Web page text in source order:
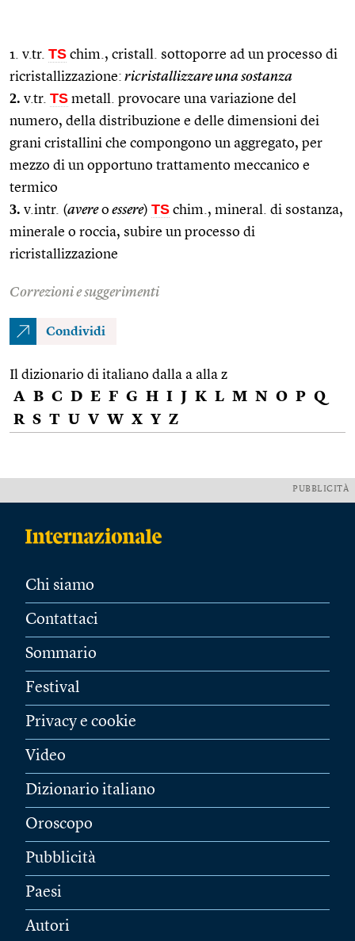
1. v.tr. TS chim., cristall. sottoporre ad un processo di
ricristallizzazione: ricristallizzare una sostanza
2. v.tr. TS metall. provocare una variazione del
numero, della distribuzione e delle dimensioni dei
grani cristallini che compongono un aggregato, per
mezzo di un opportuno trattamento meccanico e
termico
3. v.intr. (avereo essere) TS chim., mineral. di sostanza,
minerale o roccia, subire un processo di
ricristallizzazione
Correzioni e suggerimenti
Condividi
Il dizionario di italiano dalla a alla z
A B C D E F G H I J K L M N O P Q
R S T U V W X Y Z
PUBBLICITÀ
Chi siamo
Contattaci
Sommario
Festival
Privacy e cookie
Video
Dizionario italiano
Oroscopo
Pubblicità
Paesi
Autori